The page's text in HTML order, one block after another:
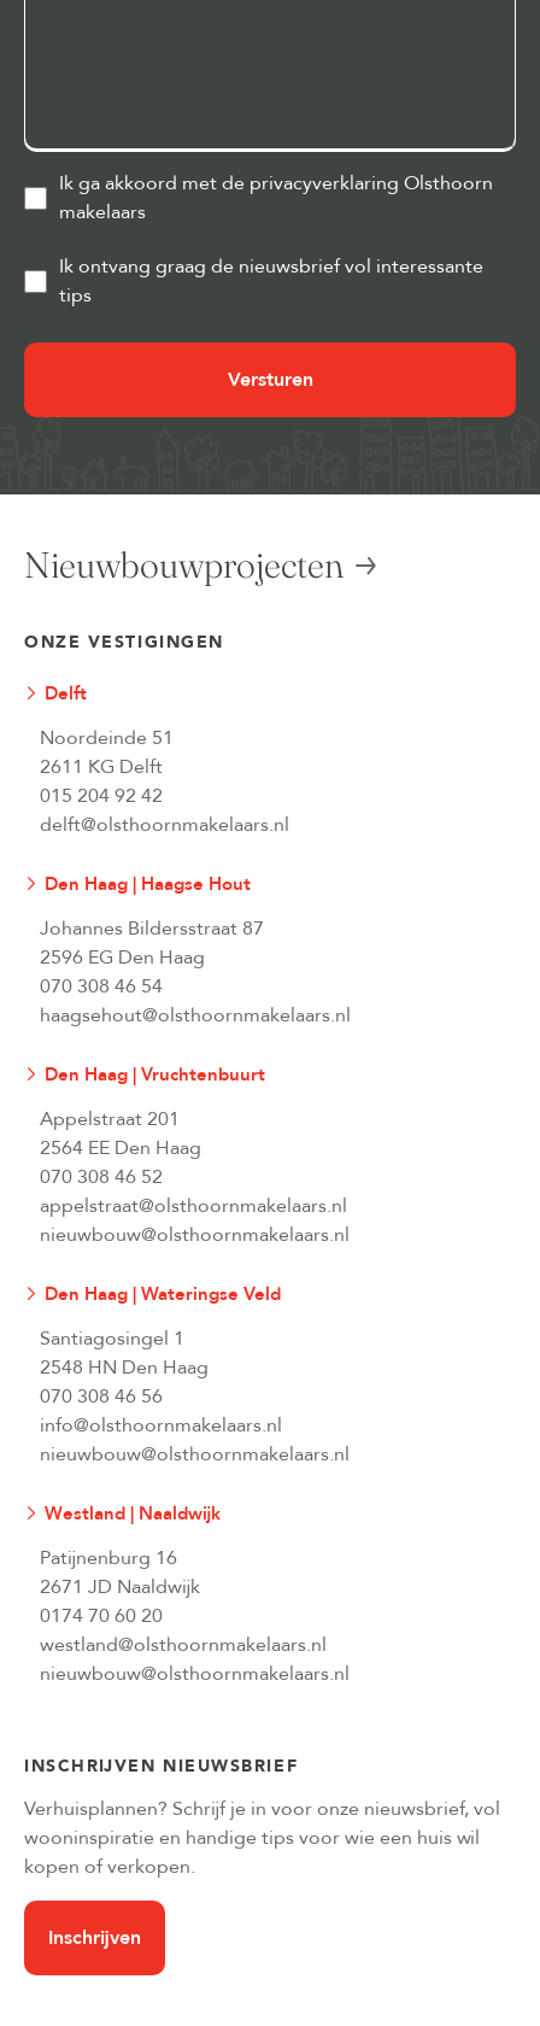
Ik ga akkoord met de privacyverklaring Olsthoorn
makelaars
Ik ontvang graag de nieuwsbrief vol interessante
tips
Nieuwbouwprojecten
ONZE VESTIGINGEN
Delft
Noordeinde 51
2611 KG Delft
015 204 92 42
delft@olsthoornmakelaars.nl
Den Haag | Haagse Hout
Johannes Bildersstraat 87
2596 EG Den Haag
070 308 46 54
haagsehout@olsthoornmakelaars.nl
Den Haag | Vruchtenbuurt
Appelstraat 201
2564 EE Den Haag
070 308 46 52
appelstraat@olsthoornmakelaars.nl
nieuwbouw@olsthoornmakelaars.nl
Den Haag | Wateringse Veld
Santiagosingel 1
2548 HN Den Haag
070 308 46 56
info@olsthoornmakelaars.nl
nieuwbouw@olsthoornmakelaars.nl
Westland | Naaldwijk
Patijnenburg 16
2671 JD Naaldwijk
0174 70 60 20
westland@olsthoornmakelaars.nl
nieuwbouw@olsthoornmakelaars.nl
INSCHRIJVEN NIEUWSBRIEF
Verhuisplannen? Schrijf je in voor onze nieuwsbrief, vol
wooninspiratie en handige tips voor wie een huis wil
kopen of verkopen.
Inschrijven